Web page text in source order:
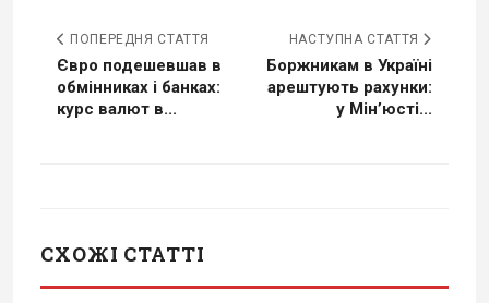
ПОПЕРЕДНЯ СТАТТЯ
Євро подешевшав в
обмінниках і банках:
курс валют в...
НАСТУПНА СТАТТЯ
Боржникам в Україні
арештують рахунки:
у Мін’юсті...
СХОЖІ СТАТТІ